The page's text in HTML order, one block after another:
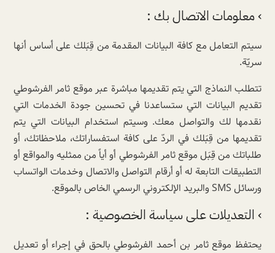
› معلومات الاتصال بك :
سيتم التعامل مع كافة البيانات المقدمة من قِبَلك على أساس أنها
سريّة.
تتطلب النماذج التي يتم تقديمها مباشرة عبر موقع ثامر الفرشوطي
تقديم البيانات التي ستساعدنا في تحسين جودة الخدمات التي
نقدمها لك والتواصل معك. وسيتم استخدام البيانات التي يتم
تقديمها من قِبَلك في الردّ على كافة استفساراتك، ملاحظاتك، أو
طلباتك من قِبَل موقع ثامر الفرشوطي أو أياً من ممثليه والمواقع أو
التطبيقات التابعة له أو أرقام التواصل والاتصال وخدمات الواتساب
ورسائل SMS والبريد الإلكتروني الرسمي الخاص بالموقع.
› التعديلات على سياسة الخصوصية :
يحتفظ موقع ثامر بن أحمد الفرشوطي بالحق في إجراء أو تعديل